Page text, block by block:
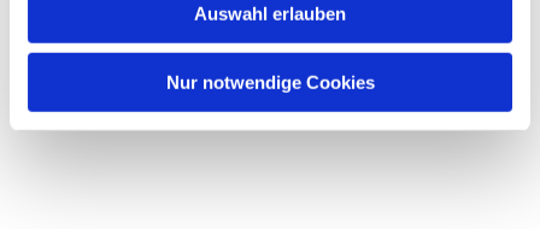
Auswahl erlauben
Nur notwendige Cookies